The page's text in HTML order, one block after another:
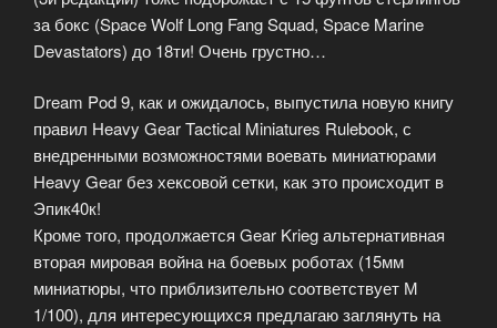
за бокс (Space Wolf Long Fang Squad, Space Marine
Devastators) до 18ти! Очень грустно…
Dream Pod 9, как и ожидалось, выпустила новую книгу
правил Heavy Gear Tactical Miniatures Rulebook, с
внедренными возможностями воевать миниатюрами
Heavy Gear без хексовой сетки, как это происходит в
Эпик40к!
Кроме того, продолжается Gear Krieg альтернативная
вторая мировая война на боевых роботах (15мм
миниатюры, что приблизительно соответствует М
1/100), для интересующихся предлагаю заглянуть на